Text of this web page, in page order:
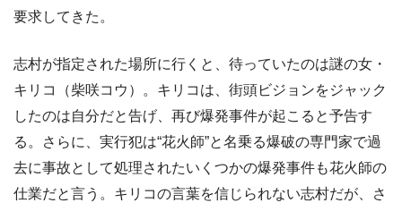
要求してきた。
志村が指定された場所に行くと、待っていたのは謎の女・
キリコ（柴咲コウ）。キリコは、街頭ビジョンをジャック
したのは自分だと告げ、再び爆発事件が起こると予告す
る。さらに、実行犯は“花火師”と名乗る爆破の専門家で過
去に事故として処理されたいくつかの爆発事件も花火師の
仕業だと言う。キリコの言葉を信じられない志村だが、さ